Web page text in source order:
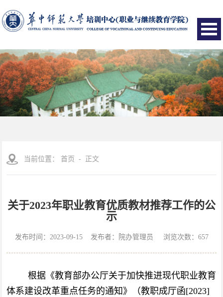
当前位置： 首页 - 正文
关于2023年职业教育优质教材推荐工作的公
示
发布时间：2023-09-15 发布者：院办管理员 浏览次数： 657
根据《教育部办公厅关于加快推进现代职业教育
体系建设改革重点任务的通知》（教职成厅函[2023]